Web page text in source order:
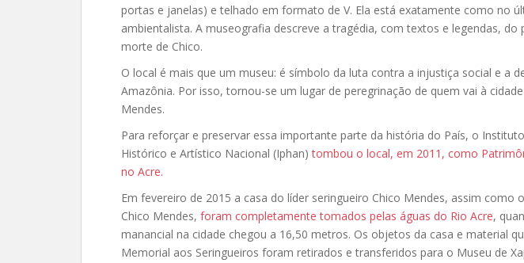
portas e janelas) e telhado em formato de V. Ela está exatamente como no
ambientalista. A museografia descreve a tragédia, com textos e legendas, do
morte de Chico.
O local é mais que um museu: é símbolo da luta contra a injustiça social e a
Amazônia. Por isso, tornou-se um lugar de peregrinação de quem vai à
Mendes.
Para reforçar e preservar essa importante parte da história do País, o
Histórico e Artístico Nacional (Iphan)tombou o local, em 2011, como
no Acre.
Em fevereiro de 2015 a casa do líder seringueiro Chico Mendes, assim como
Chico Mendes, foram completamente tomados pelas águas do Rio Acre,
manancial na cidade chegou a 16,50 metros. Os objetos da casa e material
Memorial aos Seringueiros foram retirados e transferidos para o Museu de